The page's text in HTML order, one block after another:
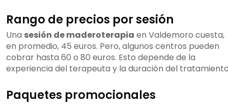
Rango de precios por sesión
Una sesión de maderoterapia en Valdemoro cuesta,
en promedio, 45 euros. Pero, algunos centros pueden
cobrar hasta 60 o 80 euros. Esto depende de la
experiencia del terapeuta y la duración del
Paquetes promocionales